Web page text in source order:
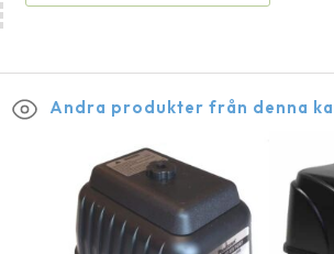
Andra produkter från denna